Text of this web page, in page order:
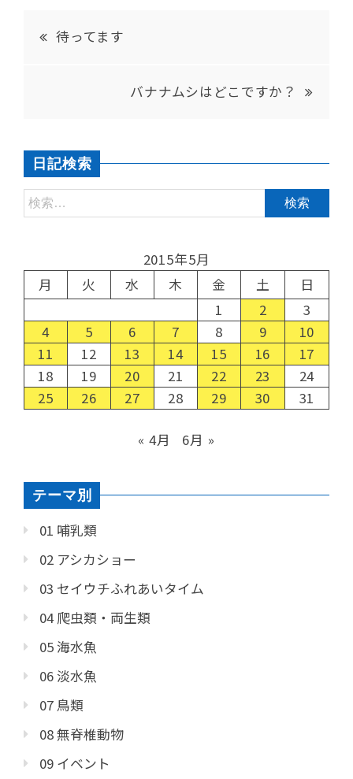
待ってます
バナナムシはどこですか？
日記検索
2015年5月
月
火 水 木 金 土
日
1
2
3
4
5 6 7 8 9
10
11
12 13 14 15 16
17
18
19 20 21 22 23
24
25
26 27 28 29 30 31
« 4月 6月 »
テーマ別
01 哺乳類
02 アシカショー
03 セイウチふれあいタイム
04 爬虫類・両生類
05 海水魚
06 淡水魚
07 鳥類
08 無脊椎動物
09 イベント